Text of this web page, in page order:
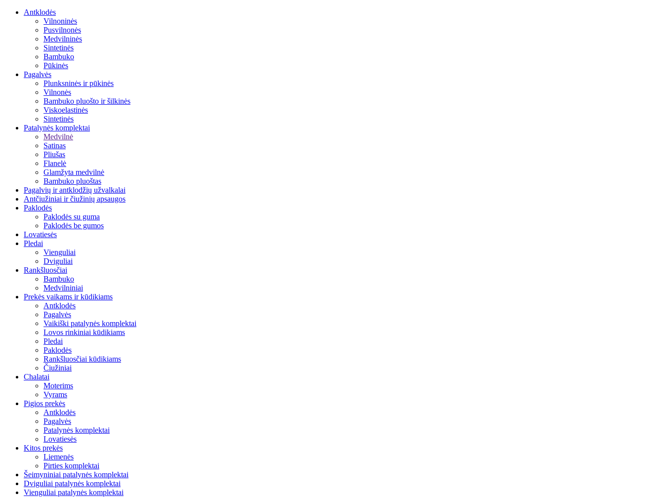
Antklodės
Vilnoninės
Pusvilnonės
Medvilninės
Sintetinės
Bambuko
Pūkinės
Pagalvės
Plunksninės ir pūkinės
Vilnonės
Bambuko pluošto ir šilkinės
Viskoelastinės
Sintetinės
Patalynės komplektai
Medvilnė
Satinas
Pliušas
Flanelė
Glamžyta medvilnė
Bambuko pluoštas
Pagalvių ir antklodžių užvalkalai
Antčiužiniai ir čiužinių apsaugos
Paklodės
Paklodės su guma
Paklodės be gumos
Lovatiesės
Pledai
Vienguliai
Dviguliai
Rankšluosčiai
Bambuko
Medvilniniai
Prekės vaikams ir kūdikiams
Antklodės
Pagalvės
Vaikiški patalynės komplektai
Lovos rinkiniai kūdikiams
Pledai
Paklodės
Rankšluosčiai kūdikiams
Čiužiniai
Chalatai
Moterims
Vyrams
Pigios prekės
Antklodės
Pagalvės
Patalynės komplektai
Lovatiesės
Kitos prekės
Liemenės
Pirties komplektai
Šeimyniniai patalynės komplektai
Dviguliai patalynės komplektai
Vienguliai patalynės komplektai